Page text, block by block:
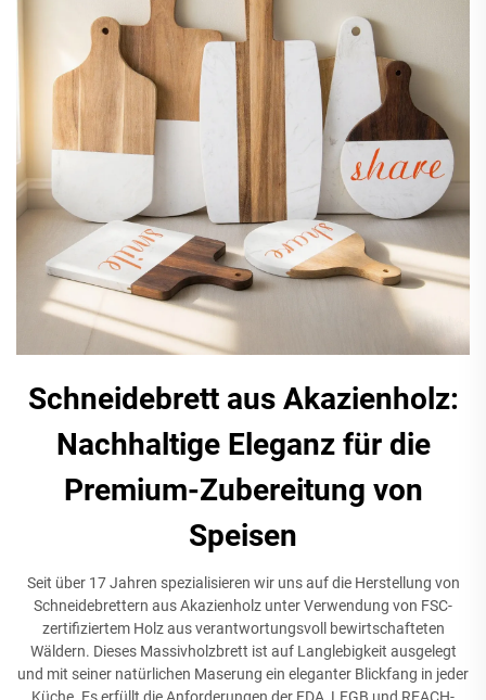
Schneidebrett aus Akazienholz:
Nachhaltige Eleganz für die
Premium-Zubereitung von
Speisen
Seit über 17 Jahren spezialisieren wir uns auf die Herstellung von
Schneidebrettern aus Akazienholz unter Verwendung von FSC-
zertifiziertem Holz aus verantwortungsvoll bewirtschafteten
Wäldern. Dieses Massivholzbrett ist auf Langlebigkeit ausgelegt
und mit seiner natürlichen Maserung ein eleganter Blickfang in jeder